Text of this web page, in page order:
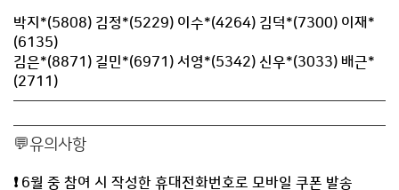
박지*(5808) 김정*(5229) 이수*(4264) 김덕*(7300) 이재*
(6135)
김은*(8871) 길민*(6971) 서영*(5342) 신우*(3033) 배근*
(2711)
💬유의사항
❗ 6월 중 참여 시 작성한 휴대전화번호로 모바일 쿠폰 발송